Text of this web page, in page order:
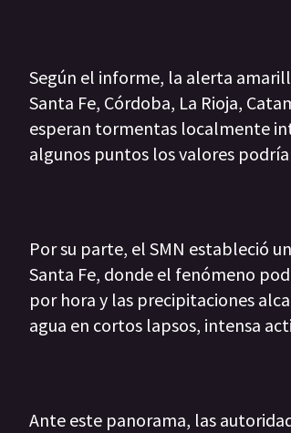
Según el informe, la alerta
Santa Fe, Córdoba, La Rioja,
esperan tormentas localmente
algunos puntos los valores
Por su parte, el SMN estableció
Santa Fe, donde el fenómeno
por hora y las precipitaciones
agua en cortos lapsos, intensa
Ante este panorama, las